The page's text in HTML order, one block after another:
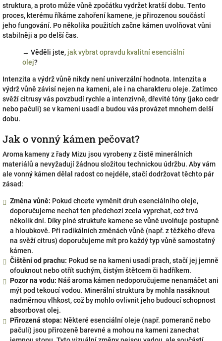
struktura, a proto může vůně zpočátku vydržet kratší dobu. Tento
proces, kterému říkáme zahoření kamene, je přirozenou součástí
jeho fungování. Po několika použitích začne kámen uvolňovat vůni
stabilněji a po delší čas.
→ Věděli jste, jak vybrat opravdu kvalitní esenciální
olej?
Intenzita a výdrž vůně nikdy není univerzální hodnota. Intenzita a
výdrž vůně závisí nejen na kameni, ale i na charakteru oleje. Zatímco
svěží citrusy vás povzbudí rychle a intenzivně, dřevité tóny (jako cedr
nebo pačuli) se v kameni usadí a budou vás provázet mnohem delší
dobu.
Jak o vonný kámen pečovat?
Aroma kameny z řady Mizu jsou vyrobeny z čistě minerálních
materiálů a nevyžadují žádnou složitou technickou údržbu. Aby vám
ale vonný kámen dělal radost co nejdéle, stačí dodržovat těchto pár
zásad:
Změna vůně: Pokud chcete vyměnit druh esenciálního oleje,
doporučujeme nechat ten předchozí zcela vyprchat, což trvá
několik dní. Díky plné struktuře kamene se vůně uvolňuje postupně
a hloubkově. Při radikálních změnách vůně (např. z těžkého dřeva
na svěží citrus) doporučujeme mít pro každý typ vůně samostatný
kámen.
Čištění od prachu: Pokud se na kameni usadí prach, stačí jej jemně
ofouknout nebo otřít suchým, čistým štětcem či hadříkem.
Pozor na vodu: Náš aroma kámen nedoporučujeme nenamáčet ani
mýt pod tekoucí vodou. Minerální struktura by mohla nasáknout
nadměrnou vlhkost, což by mohlo ovlivnit jeho budoucí schopnost
absorbovat olej.
Přirozená stopa: Některé esenciální oleje (např. pomeranč nebo
pačuli) jsou přirozeně barevné a mohou na kameni zanechat